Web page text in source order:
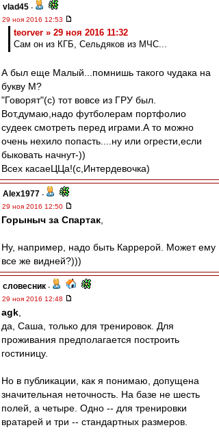
vlad45 -
29 ноя 2016 12:53
teorver » 29 ноя 2016 11:32
Сам он из КГБ, Сельдяков из МЧС...
А был еще Малый...помнишь такого чудака на
букву М?
"Говорят"(с) тот вовсе из ГРУ был.
Вот,думаю,надо футболерам портфолио
судеек смотреть перед играми.А то можно
очень нехило попасть....ну или огрести,если
быковать начнут-))
Всех касаеЦЦа!(с,Интердевочка)
Alex1977 -
29 ноя 2016 12:50
Горыныч за Спартак
Ну, например, надо быть Каррерой. Может ему
все же видней?)))
словесник -
29 ноя 2016 12:48
agk
да, Саша, только для тренировок. Для
проживания предполагается построить
гостиницу.
Но в публикации, как я понимаю, допущена
значительная неточность. На базе не шесть
полей, а четыре. Одно -- для тренировки
вратарей и три -- стандартных размеров.